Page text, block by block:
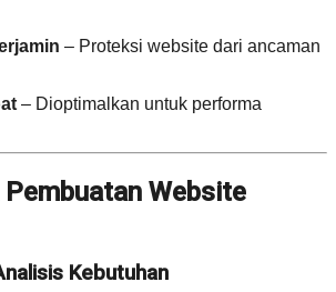
– Proteksi website dari ancaman
– Dioptimalkan untuk performa
Website
Kebutuhan